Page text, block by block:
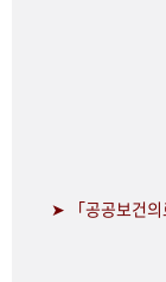
➤ 「공공보건